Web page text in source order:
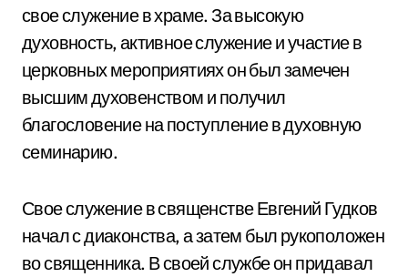
свое служение в храме. За высокую
духовность, активное служение и участие в
церковных мероприятиях он был замечен
высшим духовенством и получил
благословение на поступление в духовную
семинарию.
Свое служение в священстве Евгений Гудков
начал с диаконства, а затем был рукоположен
во священника. В своей службе он придавал